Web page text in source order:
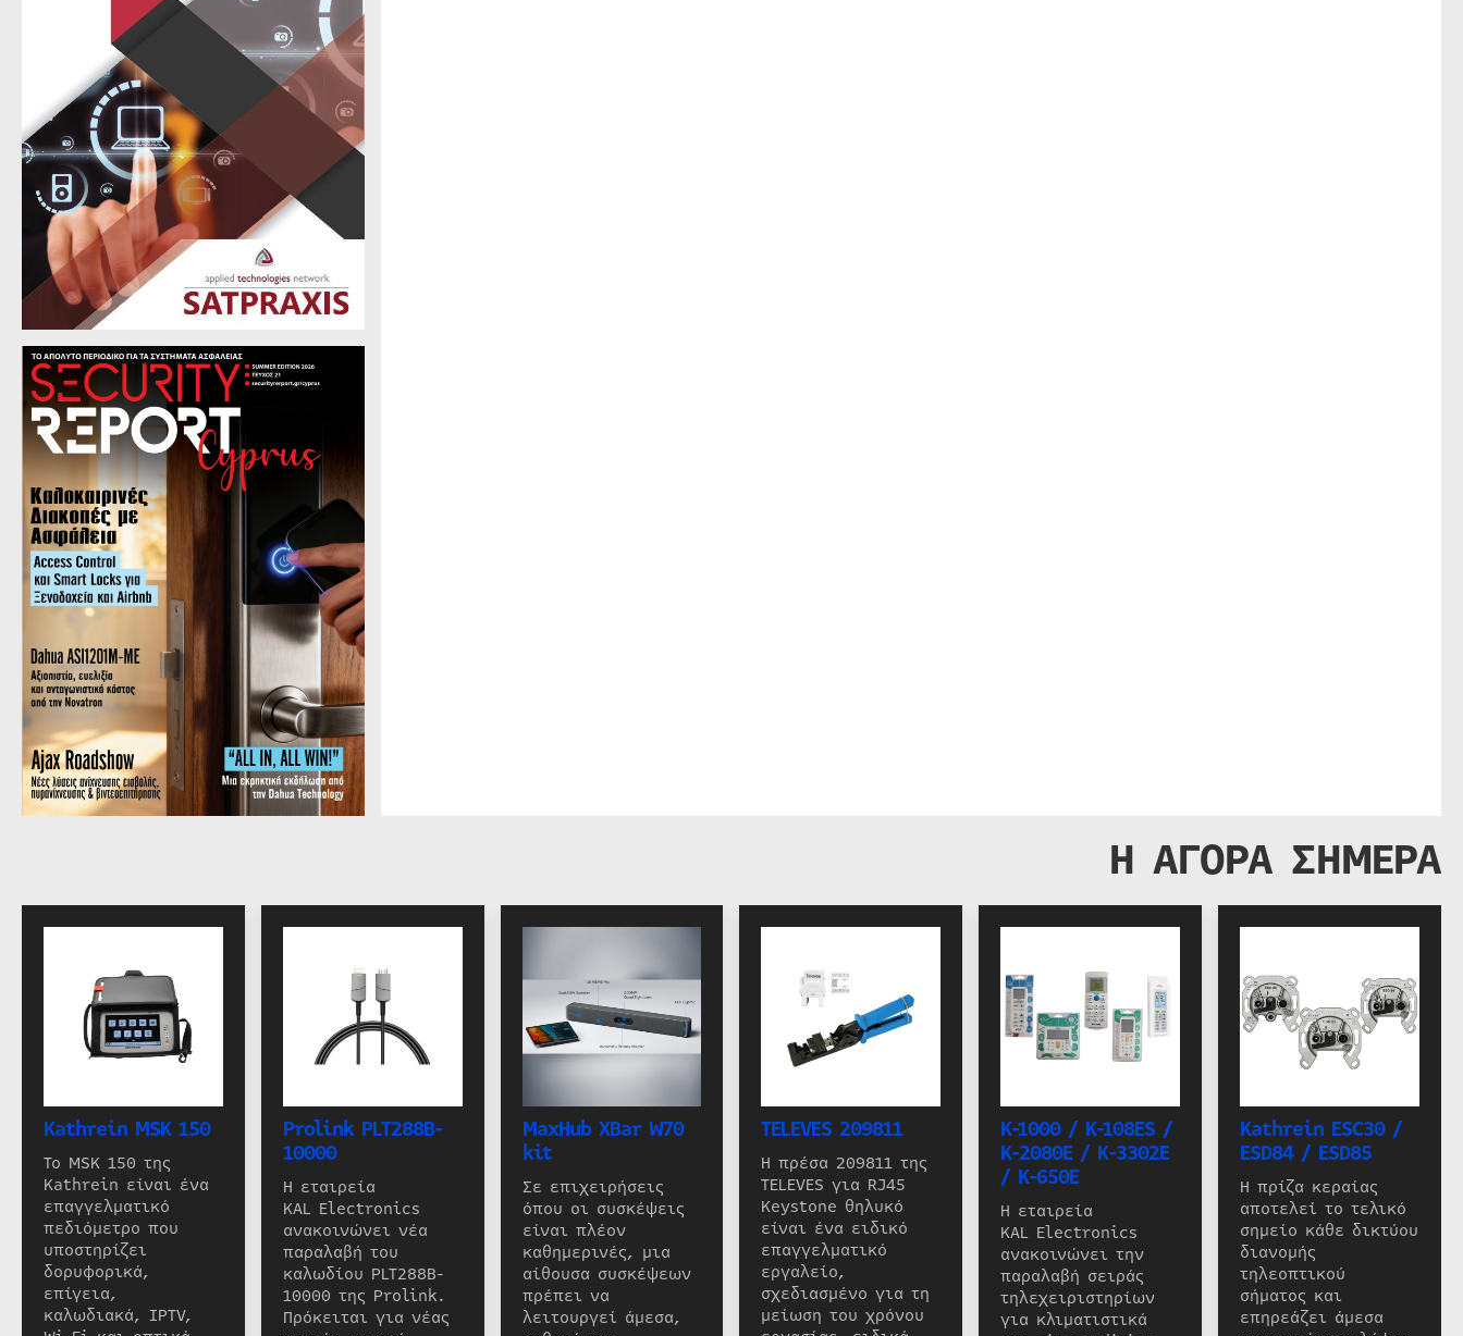
Η ΑΓΟΡΑ ΣΗΜΕΡΑ
Kathrein MSK 150
Το MSK 150 της
Kathrein είναι ένα
επαγγελματικό
πεδιόμετρο που
υποστηρίζει
δορυφορικά,
επίγεια,
καλωδιακά, IPTV,
Prolink PLT288B-
10000
Η εταιρεία
KAL Electronics
ανακοινώνει νέα
παραλαβή του
καλωδίου PLT288B-
10000 της Prolink.
Πρόκειται για νέας
MaxHub XBar W70
kit
Σε επιχειρήσεις
όπου οι συσκέψεις
είναι πλέον
καθημερινές, μια
αίθουσα συσκέψεων
πρέπει να
λειτουργεί άμεσα,
TELEVES 209811
Η πρέσα 209811 της
TELEVES για RJ45
Keystone θηλυκό
είναι ένα ειδικό
επαγγελματικό
εργαλείο,
σχεδιασμένο για τη
μείωση του χρόνου
K-1000 / K-108ES /
K-2080E / K-3302E
/ K-650E
Η εταιρεία
KAL Electronics
ανακοινώνει την
παραλαβή σειράς
τηλεχειριστηρίων
για κλιματιστικά
Kathrein ESC30 /
ESD84 / ESD85
Η πρίζα κεραίας
αποτελεί το τελικό
σημείο κάθε δικτύου
διανομής
τηλεοπτικού
σήματος και
επηρεάζει άμεσα